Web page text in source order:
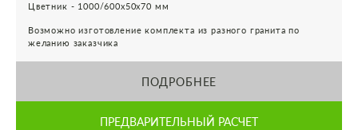
Цветник - 1000/600х50х70 мм
Возможно изготовление комплекта из разного гранита по
желанию заказчика
ПОДРОБНЕЕ
ПРЕДВАРИТЕЛЬНЫЙ РАСЧЕТ